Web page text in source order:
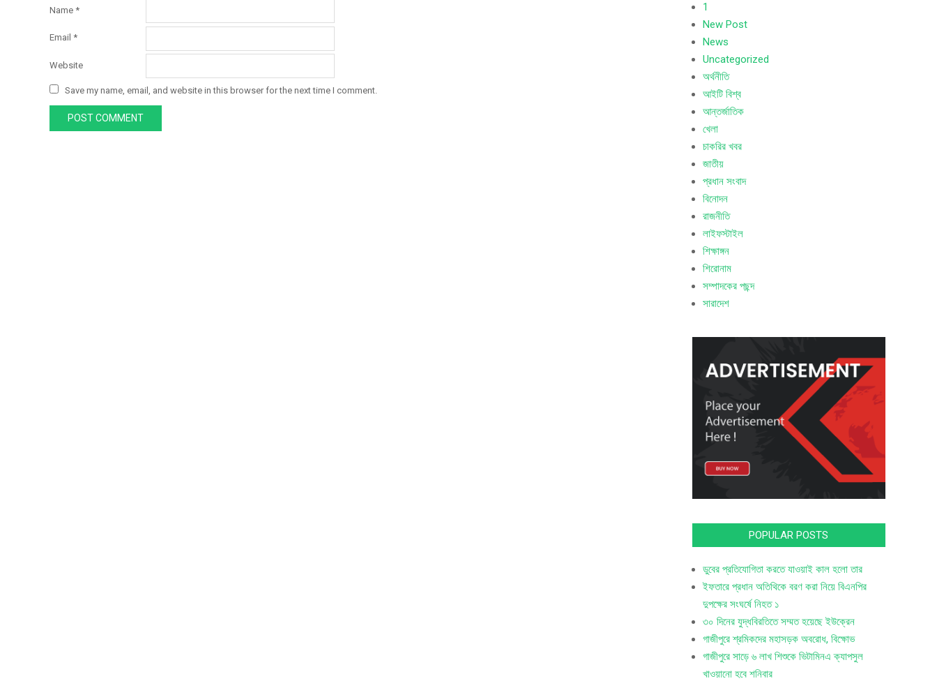
Name *
Email *
Website
Save my name, email, and website in this browser for the next time I comment.
1
New Post
News
Uncategorized
অর্থনীতি
আইটি বিশ্ব
আন্তর্জাতিক
খেলা
চাকরির খবর
জাতীয়
প্রধান সংবাদ
বিনোদন
রাজনীতি
লাইফস্টাইল
শিক্ষাঙ্গন
শিরোনাম
সম্পাদকের পছন্দ
সারাদেশ
POPULAR POSTS
ডুবের প্রতিযোগিতা করতে যাওয়াই কাল হলো তার
ইফতারে প্রধান অতিথিকে বরণ করা নিয়ে বিএনপির
দুপক্ষের সংঘর্ষে নিহত ১
৩০ দিনের যুদ্ধবিরতিতে সম্মত হয়েছে ইউক্রেন
গাজীপুরে শ্রমিকদের মহাসড়ক অবরোধ, বিক্ষোভ
গাজীপুরে সাড়ে ৬ লাখ শিশুকে ভিটামিনএ ক্যাপসুল
খাওয়ানো হবে শনিবার